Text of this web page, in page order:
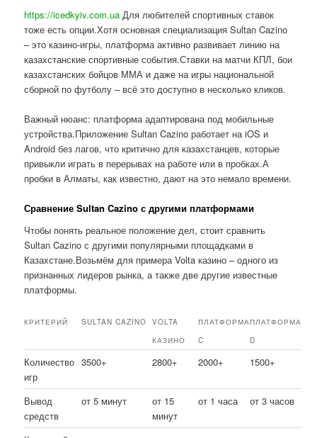
https://icedkyiv.com.ua Для любителей спортивных ставок
тоже есть опции.Хотя основная специализация Sultan Cazino
– это казино-игры, платформа активно развивает линию на
казахстанские спортивные события.Ставки на матчи КПЛ, бои
казахстанских бойцов ММА и даже на игры национальной
сборной по футболу – всё это доступно в несколько кликов.
Важный нюанс: платформа адаптирована под мобильные
устройства.Приложение Sultan Cazino работает на iOS и
Android без лагов, что критично для казахстанцев, которые
привыкли играть в перерывах на работе или в пробках.А
пробки в Алматы, как известно, дают на это немало времени.
Сравнение Sultan Cazino с другими платформами
Чтобы понять реальное положение дел, стоит сравнить
Sultan Cazino с другими популярными площадками в
Казахстане.Возьмём для примера Volta казино – одного из
признанных лидеров рынка, а также две другие известные
платформы.
КРИТЕРИЙ SULTAN CAZINO
VOLTA
КАЗИНО
ПЛАТФОРМА
C
ПЛАТФОРМА
D
Количество
игр
3500+ 2800+ 2000+ 1500+
Вывод
средств
от 5 минут
от 15
минут
от 1 часа от 3 часов